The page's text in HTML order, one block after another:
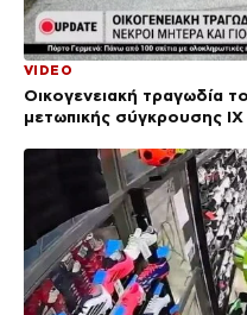
VIDEO
Οικογενειακή τραγωδία
μετωπικής σύγκρουσης